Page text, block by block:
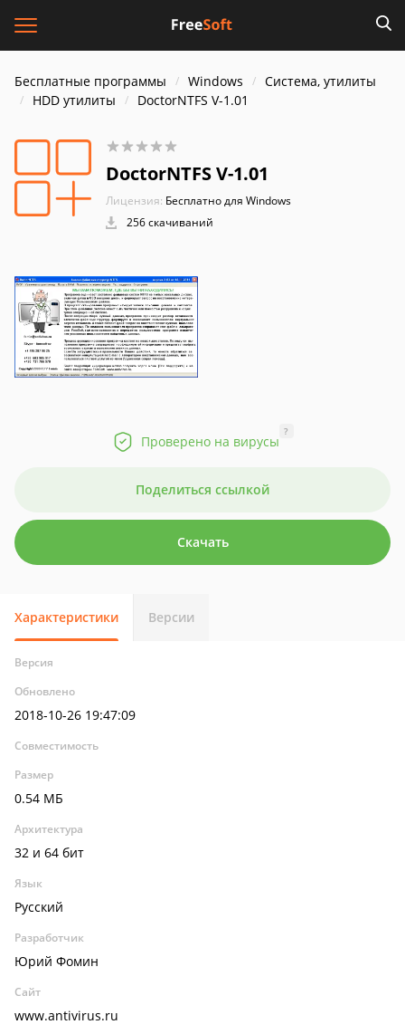
Бесплатные программы Windows
Система, утилиты
HDD утилиты
DoctorNTFS V-1.01
DoctorNTFS V-1.01
Лицензия: Бесплатно для Windows
256 скачиваний
Проверено на вирусы
?
Поделиться ссылкой
Скачать
Характеристики Версии
Версия
Обновлено
2018-10-26 19:47:09
Совместимость
Размер
0.54 МБ
Архитектура
32 и 64 бит
Язык
Русский
Разработчик
Юрий Фомин
Сайт
www.antivirus.ru